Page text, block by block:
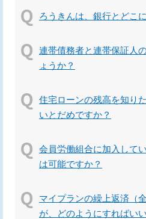
ろうきんは、銀行とどこ
連帯債務者と連帯保証人
ょうか？
住宅ローンの残高を知り
いとだめですか？
会員労働組合に加入して
は可能ですか？
マイプランの繰上返済（
が、どのようにすればい